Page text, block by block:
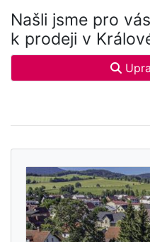
Našli jsme pro vás
k prodeji v